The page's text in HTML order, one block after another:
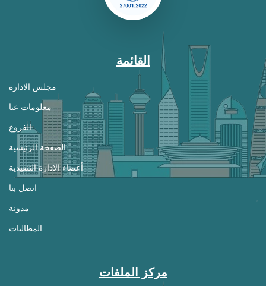
القائمة
مجلس الادارة
معلومات عنا
الفروع
الصفحة الرئيسية
أعضاء الادارة التنفيذية
اتصل بنا
مدونة
المطالبات
مركز الملفات